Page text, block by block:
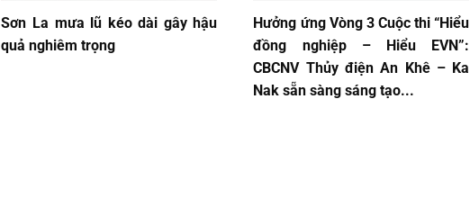
Sơn La mưa lũ kéo dài gây hậu
quả nghiêm trọng
Hưởng ứng Vòng 3 Cuộc thi “Hiểu
đồng nghiệp – Hiểu EVN”:
CBCNV Thủy điện An Khê – Ka
Nak sẵn sàng sáng tạo...